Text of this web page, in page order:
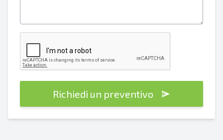
Richiedi un preventivo